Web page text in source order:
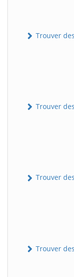
Trouver
Trouver
Trouver
Trouver